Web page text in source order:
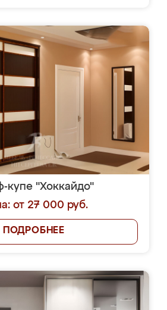
купе "Хоккайдо"
от 27 000 руб.
ПОДРОБНЕЕ